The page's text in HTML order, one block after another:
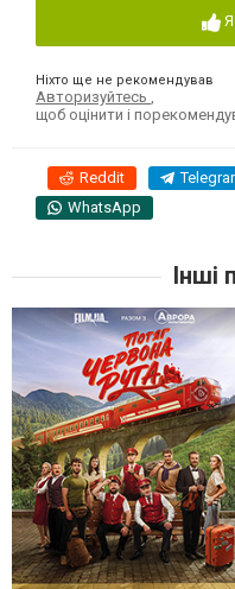
Ніхто ще не рекомендував
Авторизуйтесь
щоб оцінити і
Reddit
WhatsApp
Інші